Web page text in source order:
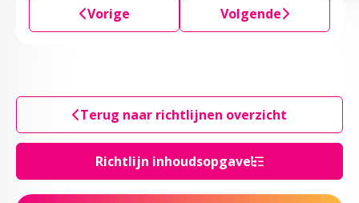
Richtlijn inhoudsopgave
Vorige Volgende
Terug naar richtlijnen overzicht